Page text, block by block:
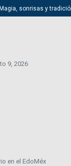
sonrisas y tradición:
9, 2026
en el EdoMéx